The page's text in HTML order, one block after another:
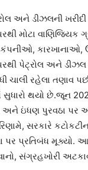
અને ડીઝલની
મોટા વાણિજ્યિક
કારખાનાઓ,
પેટ્રોલ અને
ચાલી રહેલા તણાવ
થયો છે.જૂન
ઇંધણ પુરવઠા પર
સરકારે
પર પ્રતિબંધ મૂક્યો.
સંગ્રહખોરી